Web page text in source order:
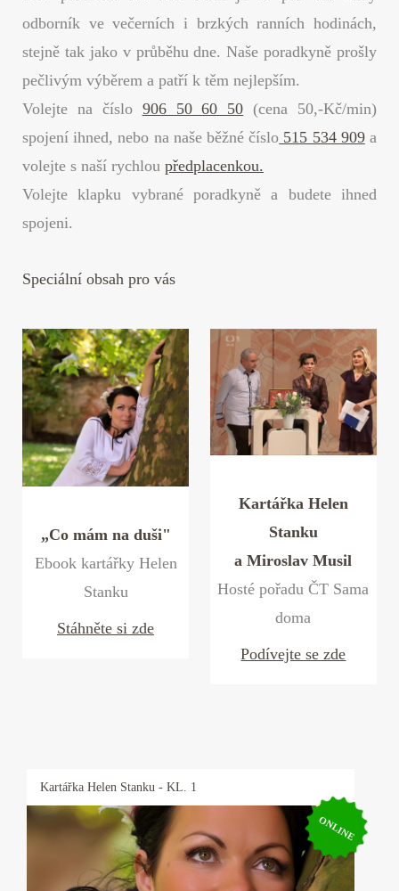
odborník ve večerních i brzkých ranních hodinách,
stejně tak jako v průběhu dne. Naše poradkyně prošly
pečlivým výběrem a patří k těm nejlepším.
Volejte na číslo 906 50 60 50 (cena 50,-Kč/min)
spojení ihned, nebo na naše běžné číslo 515 534 909a
volejte s naší rychlou předplacenkou.
Volejte klapku vybrané poradkyně a budete ihned
spojeni.
Speciální obsah pro vás
„Co mám na duši"
Ebook kartářky Helen
Stanku
Stáhněte si zde
Kartářka Helen
Stanku
a Miroslav Musil
Hosté pořadu ČT Sama
doma
Podívejte se zde
Kartářka Helen Stanku - KL. 1
ONLINE